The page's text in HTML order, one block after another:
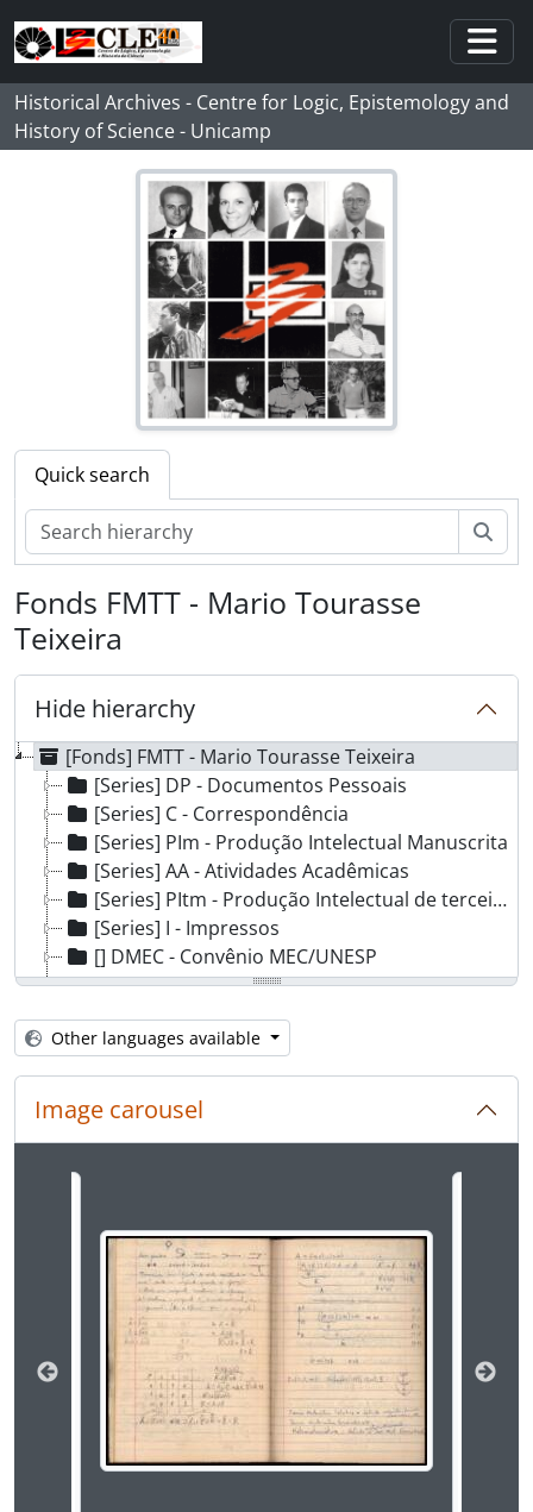
Skip to main content
Historical Archives - Centre for Logic, Epistemology and
History of Science - Unicamp
Quick search
Fonds FMTT - Mario Tourasse
Teixeira
Hide hierarchy
[Fonds] FMTT - Mario Tourasse Teixeira
[Series] DP - Documentos Pessoais
[Series] C - Correspondência
[Series] PIm - Produção Intelectual Manuscrita
[Series] AA - Atividades Acadêmicas
[Series] PItm - Produção Intelectual de terceiros Manuscrita
[Series] I - Impressos
[] DMEC - Convênio MEC/UNESP
[Series] SAPO - Serviço Ativador em Pedagogia e Orientação
[Series] AAt - Atividades Acadêmicas de terceiros
[Series] F - Fotografia
[] DCSMF - Dossiê Carlos Sussekind de Mendonça Filho
[Series] Ou - Outros
Other languages available
Image carousel
Changing the current slide of this carousel will